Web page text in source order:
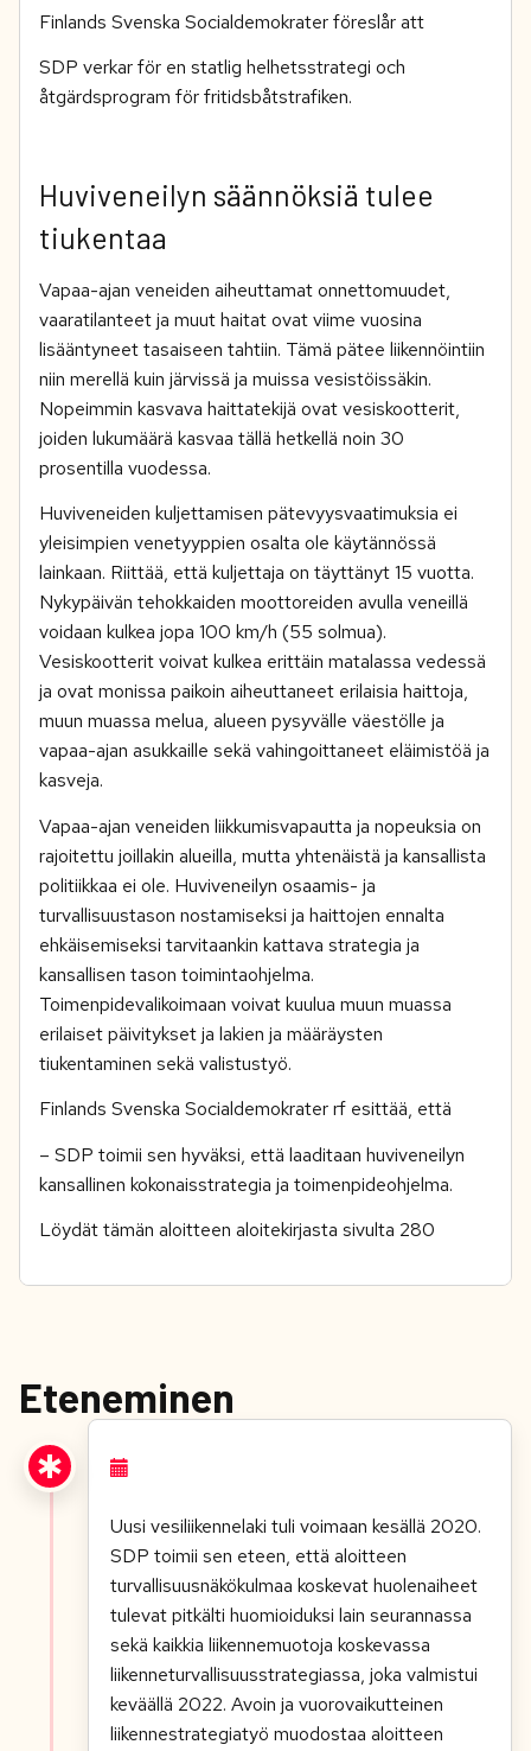
Finlands Svenska Socialdemokrater föreslår att
SDP verkar för en statlig helhetsstrategi och
åtgärdsprogram för fritidsbåtstrafiken.
Huviveneilyn säännöksiä tulee
tiukentaa
Vapaa-ajan veneiden aiheuttamat onnettomuudet,
vaaratilanteet ja muut haitat ovat viime vuosina
lisääntyneet tasaiseen tahtiin. Tämä pätee liikennöintiin
niin merellä kuin järvissä ja muissa vesistöissäkin.
Nopeimmin kasvava haittatekijä ovat vesiskootterit,
joiden lukumäärä kasvaa tällä hetkellä noin 30
prosentilla vuodessa.
Huviveneiden kuljettamisen pätevyysvaatimuksia ei
yleisimpien venetyyppien osalta ole käytännössä
lainkaan. Riittää, että kuljettaja on täyttänyt 15 vuotta.
Nykypäivän tehokkaiden moottoreiden avulla veneillä
voidaan kulkea jopa 100 km/h (55 solmua).
Vesiskootterit voivat kulkea erittäin matalassa vedessä
ja ovat monissa paikoin aiheuttaneet erilaisia haittoja,
muun muassa melua, alueen pysyvälle väestölle ja
vapaa-ajan asukkaille sekä vahingoittaneet eläimistöä ja
kasveja.
Vapaa-ajan veneiden liikkumisvapautta ja nopeuksia on
rajoitettu joillakin alueilla, mutta yhtenäistä ja kansallista
politiikkaa ei ole. Huviveneilyn osaamis- ja
turvallisuustason nostamiseksi ja haittojen ennalta
ehkäisemiseksi tarvitaankin kattava strategia ja
kansallisen tason toimintaohjelma.
Toimenpidevalikoimaan voivat kuulua muun muassa
erilaiset päivitykset ja lakien ja määräysten
tiukentaminen sekä valistustyö.
Finlands Svenska Socialdemokrater rf esittää, että
– SDP toimii sen hyväksi, että laaditaan huviveneilyn
kansallinen kokonaisstrategia ja toimenpideohjelma.
Löydät tämän aloitteen aloitekirjasta sivulta 280
Eteneminen
Uusi vesiliikennelaki tuli voimaan kesällä 2020.
SDP toimii sen eteen, että aloitteen
turvallisuusnäkökulmaa koskevat huolenaiheet
tulevat pitkälti huomioiduksi lain seurannassa
sekä kaikkia liikennemuotoja koskevassa
liikenneturvallisuusstrategiassa, joka valmistui
keväällä 2022. Avoin ja vuorovaikutteinen
liikennestrategiatyö muodostaa aloitteen